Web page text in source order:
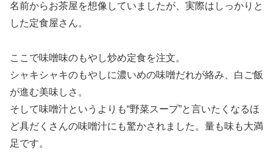
名前からお茶屋を想像していましたが、実際はしっかりと
した定食屋さん。
ここで味噌味のもやし炒め定食を注文。
シャキシャキのもやしに濃いめの味噌だれが絡み、白ご飯
が進む美味しさ。
そして味噌汁というよりも“野菜スープ”と言いたくなるほ
ど具だくさんの味噌汁にも驚かされました。量も味も大満
足です。